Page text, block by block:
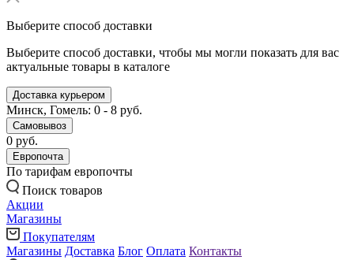
Выберите способ доставки
Выберите способ доставки, чтобы мы могли показать для вас
актуальные товары в каталоге
Доставка курьером
Минск, Гомель: 0 - 8 руб.
Самовывоз
0 руб.
Европочта
По тарифам европочты
Поиск товаров
Акции
Магазины
Покупателям
Магазины Доставка Блог Оплата Контакты